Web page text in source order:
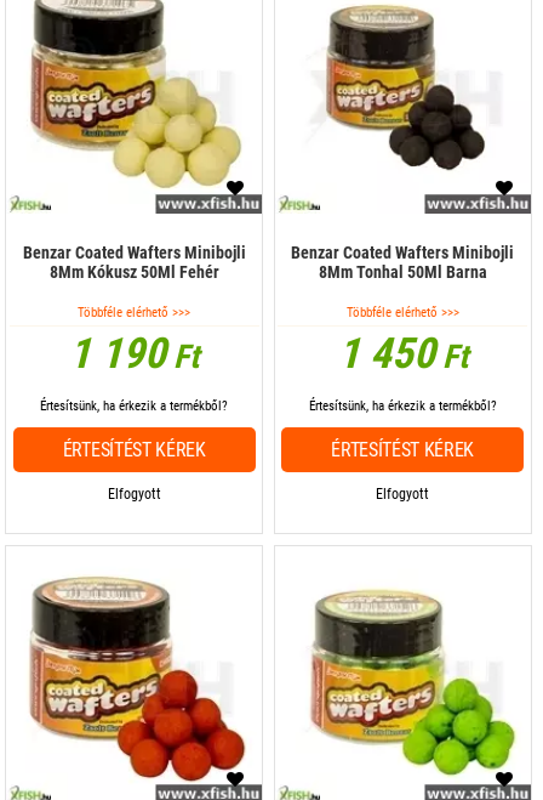
Benzar Coated Wafters Minibojli
8Mm Kókusz 50Ml Fehér
Többféle elérhető >>>
1 190Ft
Elfogyott
Értesítsünk, ha érkezik a termékből?
ÉRTESÍTÉST KÉREK
Benzar Coated Wafters Minibojli
8Mm Tonhal 50Ml Barna
Többféle elérhető >>>
1 450Ft
Elfogyott
Értesítsünk, ha érkezik a termékből?
ÉRTESÍTÉST KÉREK